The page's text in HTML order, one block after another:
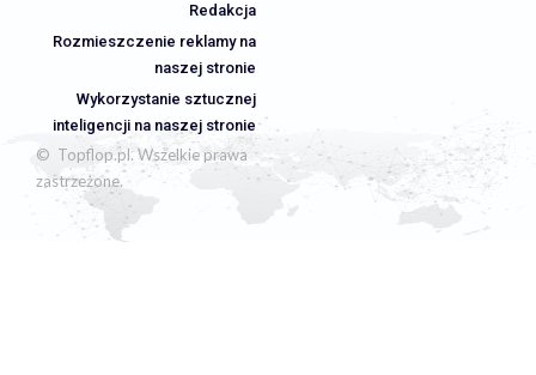
Redakcja
Rozmieszczenie reklamy na
naszej stronie
Wykorzystanie sztucznej
inteligencji na naszej stronie
© Topflop.pl. Wszelkie prawa
zastrzeżone.